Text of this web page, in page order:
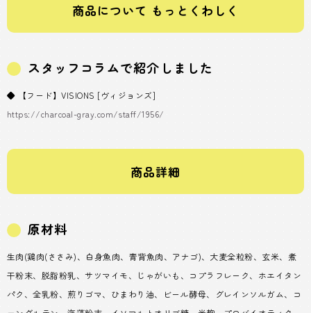
商品について もっとくわしく
スタッフコラムで紹介しました
◆ 【フード】VISIONS [ヴィジョンズ]
https://charcoal-gray.com/staff/1956/
商品詳細
原材料
生肉(鶏肉(ささみ)、白身魚肉、青背魚肉、アナゴ)、大麦全粒粉、玄米、煮
干粉末、脱脂粉乳、サツマイモ、じゃがいも、コプラフレーク、ホエイタン
パク、全乳粉、煎りゴマ、ひまわり油、ビール酵母、グレインソルガム、コ